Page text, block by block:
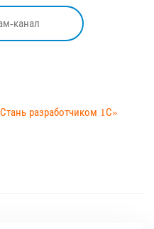
канал
разработчиком 1С»